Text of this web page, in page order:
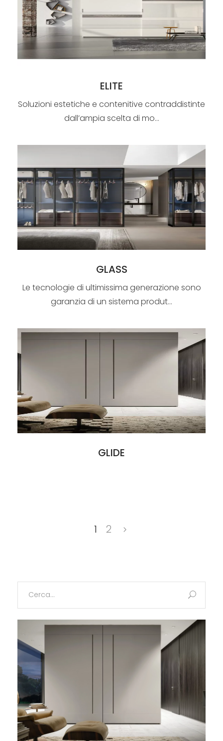
ELITE
Soluzioni estetiche e contenitive contraddistinte
dall’ampia scelta di mo...
GLASS
Le tecnologie di ultimissima generazione sono
garanzia di un sistema produt...
GLIDE
1 2